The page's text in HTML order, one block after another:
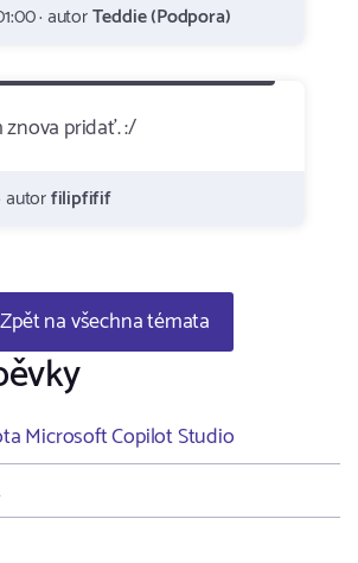
· autorTeddie (Podpora)
pridať. :/
autorfilipfifif
na všechna témata
Microsoft Copilot Studio